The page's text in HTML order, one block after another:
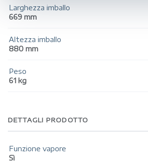
Larghezza imballo
669 mm
Altezza imballo
880 mm
Peso
61 kg
DETTAGLI PRODOTTO
Funzione vapore
Sì